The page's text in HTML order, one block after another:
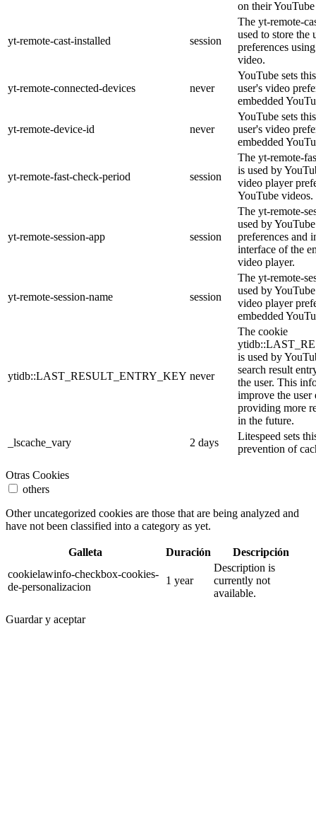
on their
yt-remote-cast-installed session
The yt-remote-
used to store the
preferences
video.
yt-remote-connected-devices never
YouTube sets
user's video
embedded
yt-remote-device-id never
YouTube sets
user's video
embedded
yt-remote-fast-check-period session
The yt-remote-
is used by
video player
YouTube videos.
yt-remote-session-app session
The yt-remote-
used by
preferences and
interface of the
video player.
yt-remote-session-name session
The yt-remote-
used by
video player
embedded
ytidb::LAST_RESULT_ENTRY_KEY never
The cookie
is used by
search result
the user. This
improve the user
providing more
in the future.
_lscache_vary
2 days
Litespeed sets
prevention of
Otras Cookies
others
Other uncategorized cookies are those that are being analyzed and
have not been classified into a category as yet.
Galleta Duración
Descripción
cookielawinfo-checkbox-cookies-
de-personalizacion
1 year
Description is
currently not
available.
Guardar y aceptar